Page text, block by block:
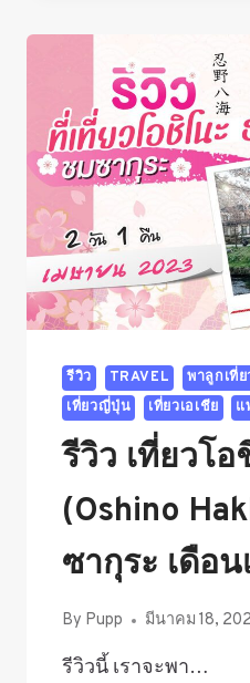
โกะ
HOTEL
เรียว
กัง
ฟูจิ
อาหาร
ดี
รีวิว TRAVEL พาลูกเที่
เที่ยวญี่ปุ่น
เที่ยวเอเชีย แ
รีวิว เที่ยวโ
(Oshino
ซากุระ เดือ
By Pupp มีนาคม 18,
รีวิวนี้ เราจะพา…